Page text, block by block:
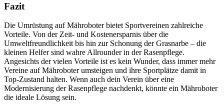
Fazit
Die Umrüstung auf Mähroboter bietet Sportvereinen zahlreiche
Vorteile. Von der Zeit- und Kostenersparnis über die
Umweltfreundlichkeit bis hin zur Schonung der Grasnarbe – die
kleinen Helfer sind wahre Allrounder in der Rasenpflege.
Angesichts der vielen Vorteile ist es kein Wunder, dass immer mehr
Vereine auf Mähroboter umsteigen und ihre Sportplätze damit in
Top-Zustand halten. Wenn auch dein Verein über eine
Modernisierung der Rasenpflege nachdenkt, könnte ein Mähroboter
die ideale Lösung sein.